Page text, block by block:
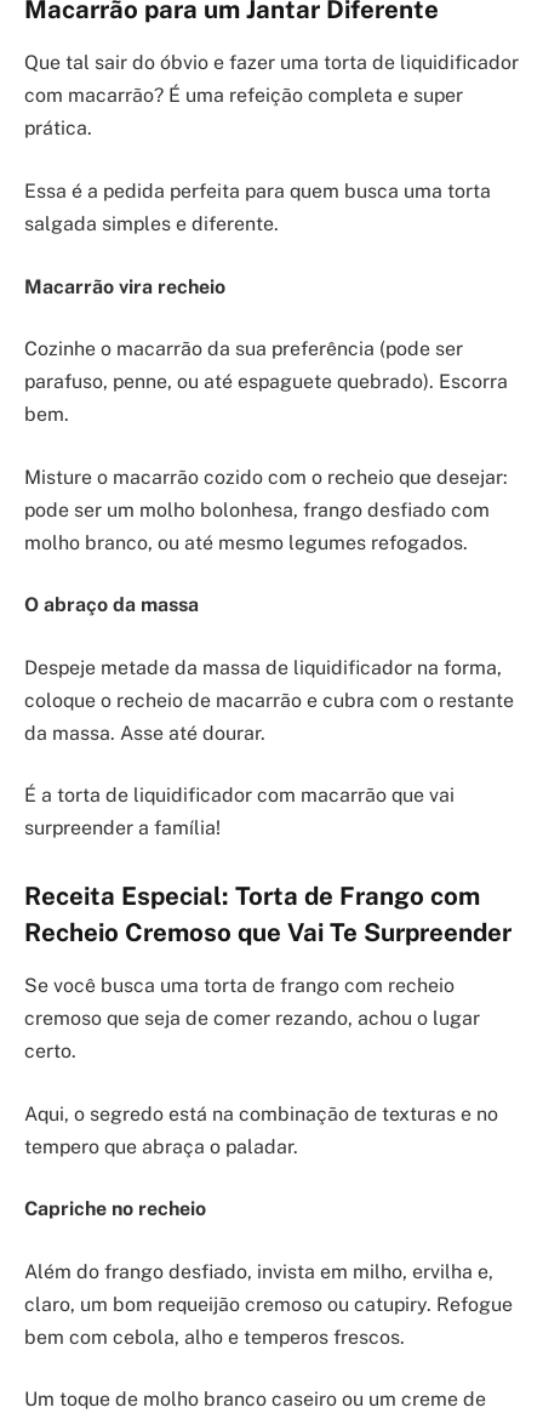
Macarrão para um Jantar Diferente
Que tal sair do óbvio e fazer uma torta de liquidificador
com macarrão? É uma refeição completa e super
prática.
Essa é a pedida perfeita para quem busca uma torta
salgada simples e diferente.
Macarrão vira recheio
Cozinhe o macarrão da sua preferência (pode ser
parafuso, penne, ou até espaguete quebrado). Escorra
bem.
Misture o macarrão cozido com o recheio que desejar:
pode ser um molho bolonhesa, frango desfiado com
molho branco, ou até mesmo legumes refogados.
O abraço da massa
Despeje metade da massa de liquidificador na forma,
coloque o recheio de macarrão e cubra com o restante
da massa. Asse até dourar.
É a torta de liquidificador com macarrão que vai
surpreender a família!
Receita Especial: Torta de Frango com
Recheio Cremoso que Vai Te Surpreender
Se você busca uma torta de frango com recheio
cremoso que seja de comer rezando, achou o lugar
certo.
Aqui, o segredo está na combinação de texturas e no
tempero que abraça o paladar.
Capriche no recheio
Além do frango desfiado, invista em milho, ervilha e,
claro, um bom requeijão cremoso ou catupiry. Refogue
bem com cebola, alho e temperos frescos.
Um toque de molho branco caseiro ou um creme de